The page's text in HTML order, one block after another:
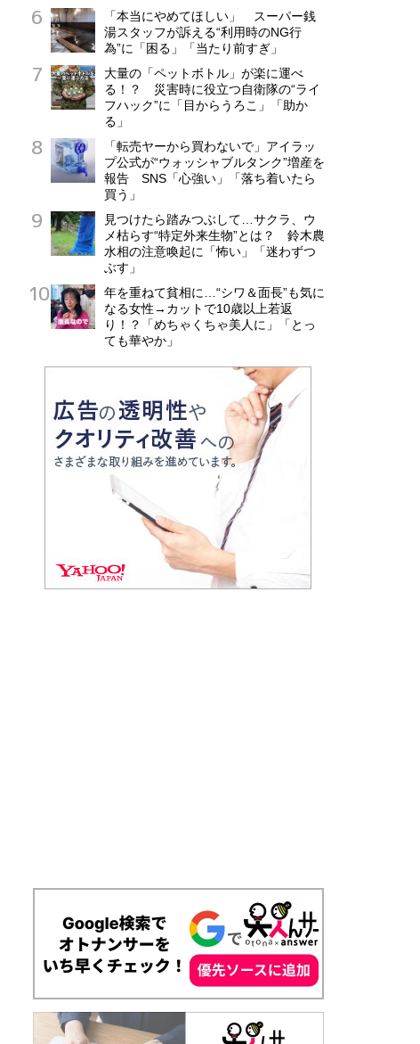
「本当にやめてほしい」 スーパー銭
湯スタッフが訴える“利用時のNG行
為”に「困る」「当たり前すぎ」
大量の「ペットボトル」が楽に運べ
る！？ 災害時に役立つ自衛隊の“ライ
フハック”に「目からうろこ」「助か
る」
「転売ヤーから買わないで」アイラッ
プ公式が“ウォッシャブルタンク”増産を
報告 SNS「心強い」「落ち着いたら
買う」
見つけたら踏みつぶして…サクラ、ウ
メ枯らす“特定外来生物”とは？ 鈴木農
水相の注意喚起に「怖い」「迷わずつ
ぶす」
年を重ねて貧相に…“シワ＆面長”も気に
なる女性→カットで10歳以上若返
り！？「めちゃくちゃ美人に」「とっ
ても華やか」